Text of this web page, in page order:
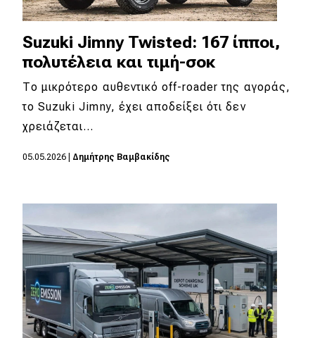
ΚΤΕΟ
eDRIVE
DRIVE USED
Suzuki Jimny Twisted: 167 ίπποι,
πολυτέλεια και τιμή-σοκ
Το μικρότερο αυθεντικό off-roader της αγοράς,
το Suzuki Jimny, έχει αποδείξει ότι δεν
χρειάζεται…
05.05.2026 Δημήτρης Βαμβακίδης